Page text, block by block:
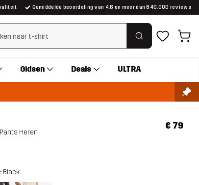
Gemiddelde beoordeling van 4.6 en meer dan 840.000 reviews
wissen
Gidsen Deals ULTRA
Heren
€ 79
Black